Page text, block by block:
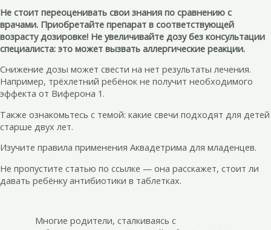
Не стоит переоценивать свои знания по сравнению с
врачами. Приобретайте препарат в соответствующей
возрасту дозировке! Не увеличивайте дозу без консультации
специалиста: это может вызвать аллергические реакции.
Снижение дозы может свести на нет результаты лечения.
Например, трёхлетний ребёнок не получит необходимого
эффекта от Виферона 1.
Также ознакомьтесь с темой: какие свечи подходят для детей
старше двух лет.
Изучите правила применения Аквадетрима для младенцев.
Не пропустите статью по ссылке — она расскажет, стоит ли
давать ребёнку антибиотики в таблетках.
Многие родители, сталкиваясь с